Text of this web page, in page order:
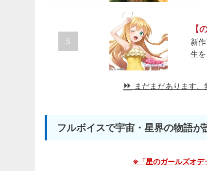
5
【
新
生を
まだまだあります、
フルボイスで宇宙・星界の物語が
※「星のガールズオ